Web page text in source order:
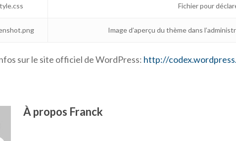
Fichier pour
Image d’aperçu du thème dans
sur le site officiel de WordPress: http://
À propos Franck